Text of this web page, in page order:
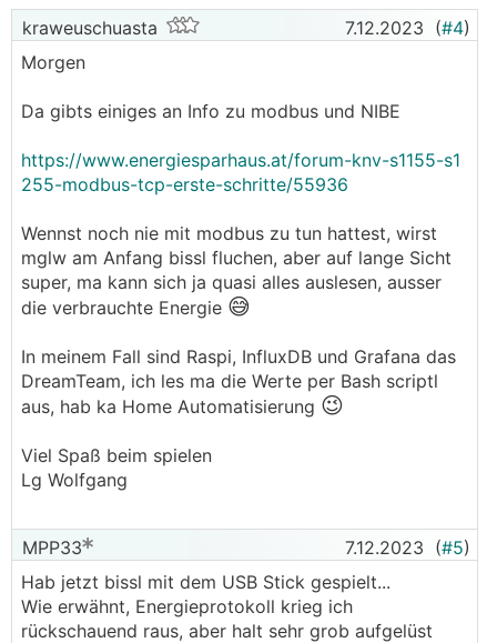
kraweuschuasta 7.12.2023 (#4)
Morgen
Da gibts einiges an Info zu modbus und NIBE
https://www.energiesparhaus.at/forum-knv-s1155-s1
255-modbus-tcp-erste-schritte/55936
Wennst noch nie mit modbus zu tun hattest, wirst
mglw am Anfang bissl fluchen, aber auf lange Sicht
super, ma kann sich ja quasi alles auslesen, ausser
die verbrauchte Energie 😅
In meinem Fall sind Raspi, InfluxDB und Grafana das
DreamTeam, ich les ma die Werte per Bash scriptl
aus, hab ka Home Automatisierung 😉
Viel Spaß beim spielen
Lg Wolfgang
MPP33 7.12.2023 (#5)
Hab jetzt bissl mit dem USB Stick gespielt...
Wie erwähnt, Energieprotokoll krieg ich
rückschauend raus, aber halt sehr grob aufgelüst